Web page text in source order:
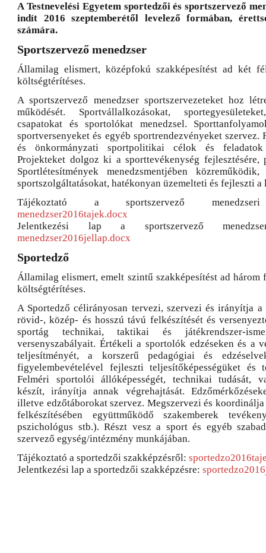
A Testnevelési Egyetem sportedzői és sportszervező
indít 2016 szeptemberétől levelező formában,
számára.
Sportszervező menedzser
Államilag elismert, középfokú szakképesítést ad két
költségtérítéses.
A sportszervező menedzser sportszervezeteket hoz
működését. Sportvállalkozásokat,
csapatokat és sportolókat menedzsel.
sportversenyeket és egyéb sportrendezvényeket szervez.
és önkormányzati sportpolitikai célok és feladatok
Projekteket dolgoz ki a sporttevékenység fejlesztésére,
Sportlétesítmények menedzsmentjében
sportszolgáltatásokat, hatékonyan üzemelteti és fejleszti a
Tájékoztató a sportszervező menedzseri
menedzser2016tajek.docx
Jelentkezési lap a sportszervező
menedzser2016jellap.docx
Sportedző
Államilag elismert, emelt szintű szakképesítést ad három
költségtérítéses.
A Sportedző célirányosan tervezi, szervezi és irányítja a
rövid-, közép- és hosszú távú felkészítését és
sportág technikai, taktikai és játékrendszer-
versenyszabályait. Értékeli a sportolók edzéseken és a
teljesítményét, a korszerű pedagógiai és
figyelembevételével fejleszti teljesítőképességüket és
Felméri sportolói állóképességét, technikai tudását,
készít, irányítja annak végrehajtását.
illetve edzőtáborokat szervez. Megszervezi és
felkészítésében együttműködő szakemberek
pszichológus stb.). Részt vesz a sport és egyéb
szervező egység/intézmény munkájában.
Tájékoztató a sportedzői szakképzésről:
Jelentkezési lap a sportedzői szakképzésre: